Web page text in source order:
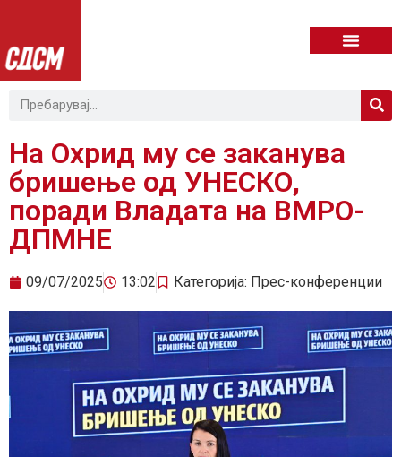
На Охрид му се заканува
бришење од УНЕСКО,
поради Владата на ВМРО-
ДПМНЕ
09/07/2025 13:02 Категорија: Прес-конференции